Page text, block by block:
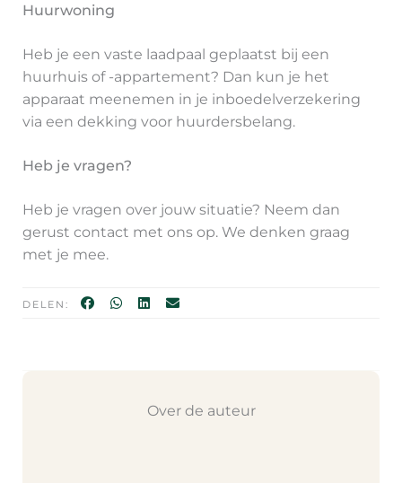
Huurwoning
Heb je een vaste laadpaal geplaatst bij een
huurhuis of -appartement? Dan kun je het
apparaat meenemen in je inboedelverzekering
via een dekking voor huurdersbelang.
Heb je vragen?
Heb je vragen over jouw situatie? Neem dan
gerust contact met ons op. We denken graag
met je mee.
DELEN:
Over de auteur